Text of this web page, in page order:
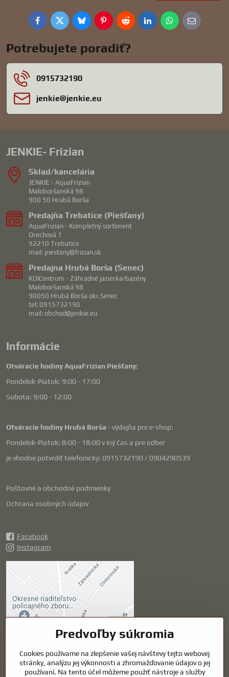
FacebookTwitterBlueskyPinterestRedditLinkedInWhatsApp
E-
mail
Potrebujete poradiť?
0915732190
jenkie​@jenkie​.eu
JENKIE- Frizian
Sklad/kancelária
JENKIE - AquaFrizian
Maloboršanská 98
900 50 Hrubá Borša
Predajňa Trebatice (Piešťany)
AquaFrizian - Kompletný sortiment
Orechová 1
92210 Trebatice
mail: piestany@frizian.sk
Predajna Hrubá Borša (Senec)
KOICentrum - Záhradné jazierka/bazény
Maloboršanská 98
90050 Hrubá Borša okr.Senec
tel: 0915732190
mail: obchod@jenkie.eu
Informácie
Otváracie hodiny AquaFrizian Piešťany:
Pondelok-Piatok: 9:00 - 17:00
Sobota: 9:00 - 12:00
Otváracie hodiny Hrubá Borša - výdajňa pre e-shop:
Pondelok-Piatok: 8:00 - 18:00 v iný čas a pre odber
je vhodné potvrdiť telefonicky: 0915732190 / 0904290539
Poštovné a obchodné podmienky
Ochrana osobných údajov
Facebook
Instagram
Externý obsah je
blokovaný Voľbami
súkromia
Prajete si načítať externý obsah?
Povoliť tentokrát
Predvoľby súkromia
Cookies používame na zlepšenie vašej návštevy tejto webovej
stránky, analýzu jej výkonnosti a zhromažďovanie údajov o jej
používaní. Na tento účel môžeme použiť nástroje a služby